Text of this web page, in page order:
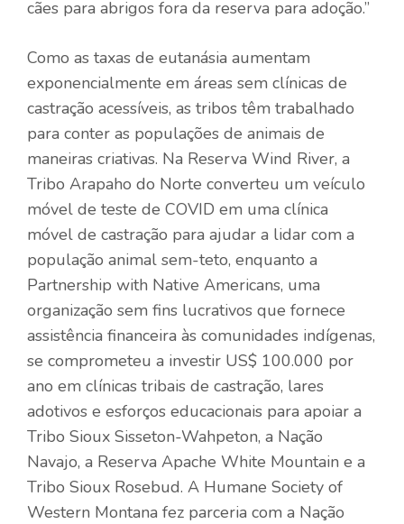
cães para abrigos fora da reserva para adoção.”
Como as taxas de eutanásia aumentam
exponencialmente em áreas sem clínicas de
castração acessíveis, as tribos têm trabalhado
para conter as populações de animais de
maneiras criativas. Na Reserva Wind River, a
Tribo Arapaho do Norte converteu um veículo
móvel de teste de COVID em uma clínica
móvel de castração para ajudar a lidar com a
população animal sem-teto, enquanto a
Partnership with Native Americans, uma
organização sem fins lucrativos que fornece
assistência financeira às comunidades indígenas,
se comprometeu a investir US$ 100.000 por
ano em clínicas tribais de castração, lares
adotivos e esforços educacionais para apoiar a
Tribo Sioux Sisseton-Wahpeton, a Nação
Navajo, a Reserva Apache White Mountain e a
Tribo Sioux Rosebud. A Humane Society of
Western Montana fez parceria com a Nação